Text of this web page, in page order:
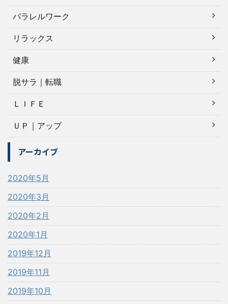
パラレルワーク
リラックス
健康
脱サラ｜転職
ＬＩＦＥ
ＵＰ｜アップ
アーカイブ
2020年5月
2020年3月
2020年2月
2020年1月
2019年12月
2019年11月
2019年10月